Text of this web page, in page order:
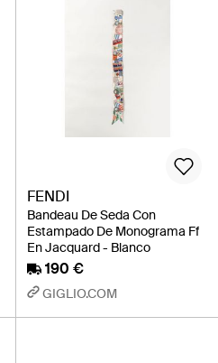
FENDI
Bandeau De Seda Con
Estampado De Monograma Ff
En Jacquard - Blanco
190 €
GIGLIO.COM